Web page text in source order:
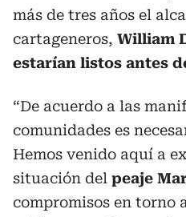
más de tres años el
cartageneros, William
estarían listos antes
“De acuerdo a las
comunidades es
Hemos venido aquí a
situación del peaje
compromisos en torno